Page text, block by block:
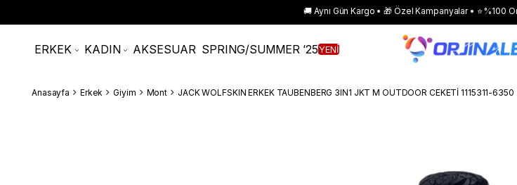
🚚 Aynı Gün Kargo • 🎁 Özel Kampanyalar • ⭐ %100
ERKEK KADIN AKSESUAR SPRING/SUMMER ‘25YENİ
Anasayfa Erkek Giyim Mont JACK WOLFSKIN ERKEK TAUBENBERG 3IN1 JKT M OUTDOOR CEKETİ 1115311-6350